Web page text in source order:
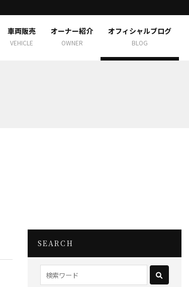
車両販売
VEHICLE
オーナー紹介
OWNER
オフィシャルブログ
BLOG
SEARCH